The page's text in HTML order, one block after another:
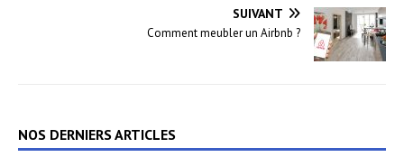
SUIVANT
Comment meubler un Airbnb ?
NOS DERNIERS ARTICLES